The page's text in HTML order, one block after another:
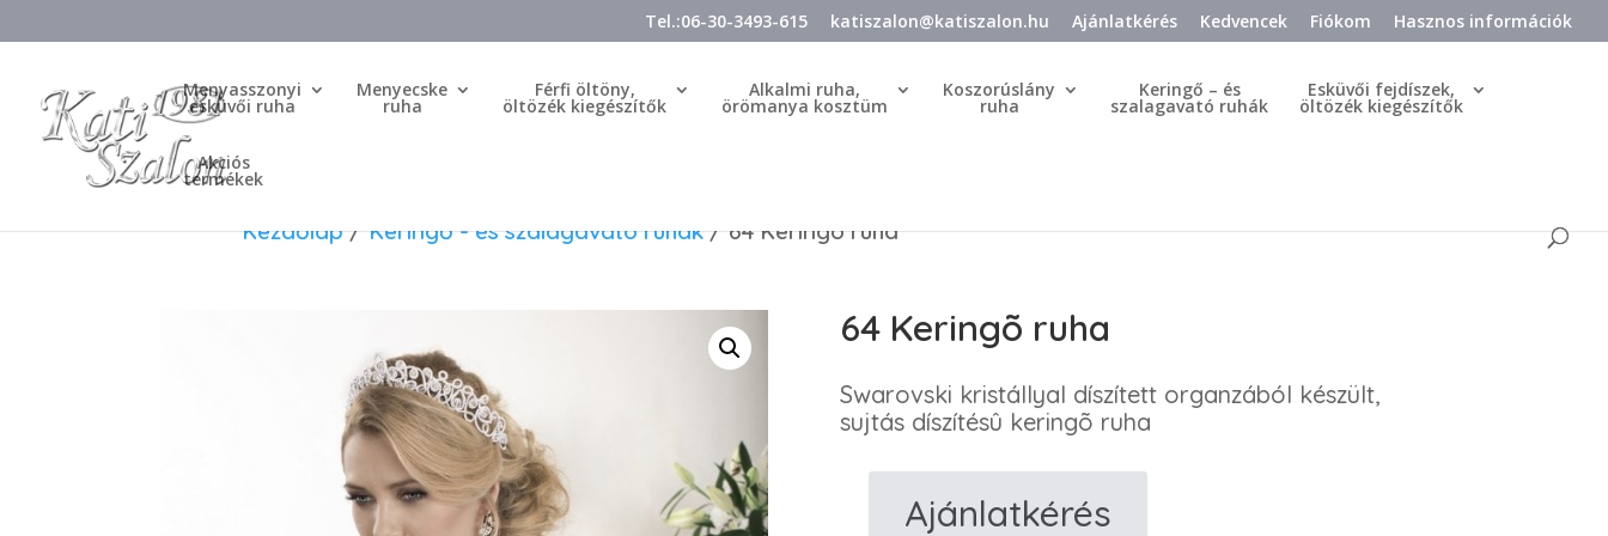
Tel.:06-30-3493-615 katiszalon@katiszalon.hu Ajánlatkérés Kedvencek Fiókom Hasznos információk
Menyasszonyi
esküvői ruha
Menyecske
ruha
Férfi öltöny,
öltözék kiegészítők
Alkalmi ruha,
örömanya kosztüm
Koszorúslány
ruha
Keringő – és
szalagavató ruhák
Esküvői fejdíszek,
öltözék kiegészítők
Akciós
termékek
Kezdőlap/Keringő - és szalagavató ruhák/ 64 Keringõ ruha
64 Keringõ ruha
Swarovski kristállyal díszített organzából készült,
sujtás díszítésû keringõ ruha
Ajánlatkérés